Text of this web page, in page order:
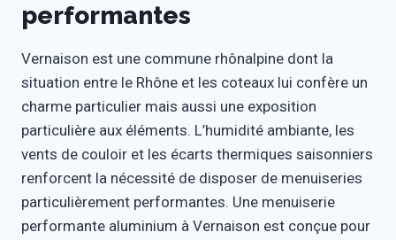
performantes
Vernaison est une commune rhônalpine dont la
situation entre le Rhône et les coteaux lui confère un
charme particulier mais aussi une exposition
particulière aux éléments. L’humidité ambiante, les
vents de couloir et les écarts thermiques saisonniers
renforcent la nécessité de disposer de menuiseries
particulièrement performantes. Une menuiserie
performante aluminium à Vernaison est conçue pour